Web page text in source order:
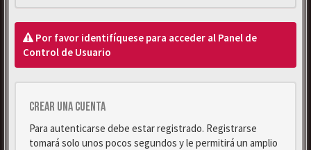
Por favor identifíquese para acceder al Panel de
Control de Usuario
Crear una cuenta
Para autenticarse debe estar registrado. Registrarse
tomará solo unos pocos segundos y le permitirá un amplio